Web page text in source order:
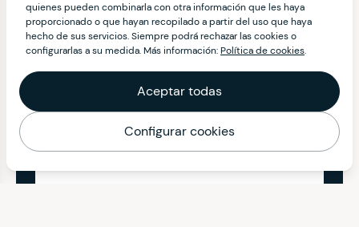
quienes pueden combinarla con otra información que les haya
proporcionado o que hayan recopilado a partir del uso que haya
hecho de sus servicios. Siempre podrá rechazar las cookies o
configurarlas a su medida. Más información:Política de cookies.
Aceptar todas
Configurar cookies